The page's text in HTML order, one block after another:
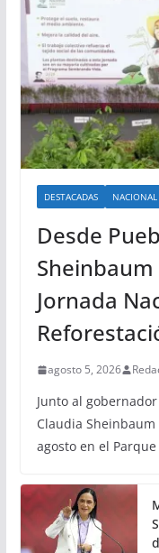
DESTACADAS NACIONAL
Desde
Jornada
agosto 5, 2026
Junto al
Claudia
agosto en el